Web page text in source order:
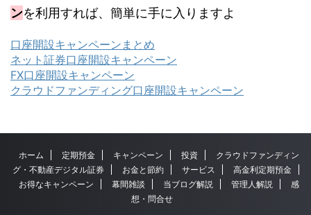
ンを利用すれば、簡単に手に入りますよ
口座開設キャンペーンまとめ
ネット証券口座開設キャンペーン
FX口座開設キャンペーン
クラウドファンディング口座開設キャンペーン
ホーム 定期預金 キャンペーン 投資
クラウドファンディン
グ・不動産デジタル証券
お金と節約 サービス
高金利定期預金
お得なキャンペーン
幕間雑談 当ブログ解説 管理人解説
感
想・問合せ